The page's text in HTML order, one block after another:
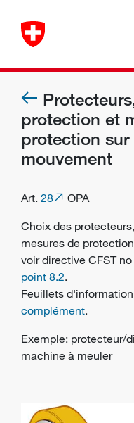
protection et
protection
mouvement
Art. 28
OPA
Choix des
mesures de
voir directive CFST
point 8.2.
Feuillets
complément.
Exemple: protecteur/
machine à meuler